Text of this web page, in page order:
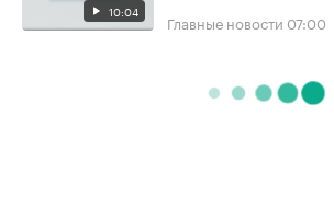
10:04 Главные новости 07:00